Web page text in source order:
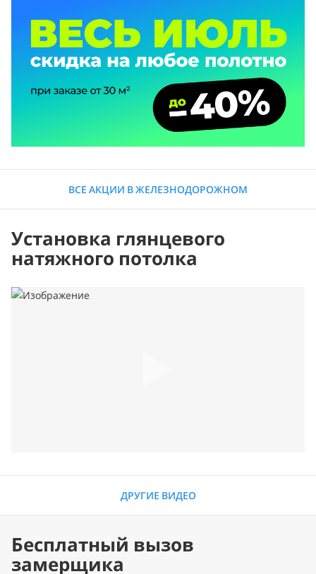
ВСЕ АКЦИИ В ЖЕЛЕЗНОДОРОЖНОМ
Установка глянцевого
натяжного потолка
ДРУГИЕ ВИДЕО
Бесплатный вызов
замерщика